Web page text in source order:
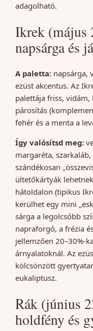
adagolható.
Ikrek (május
napsárga és
A paletta: napsárga,
ezüst akcentus. Az
palettája friss, vidám,
párosítás
fehér és a menta a
Így valósítsd meg:
margaréta,
szándékosan
ültetőkártyák
hátoldalon (tipikus
kerülhet egy mini
sárga a legolcsóbb
napraforgó, a frézia
jellemzően 20–30%-
árnyalatoknál. Az
kölcsönzött
eukaliptusz.
Rák (június
holdfény és